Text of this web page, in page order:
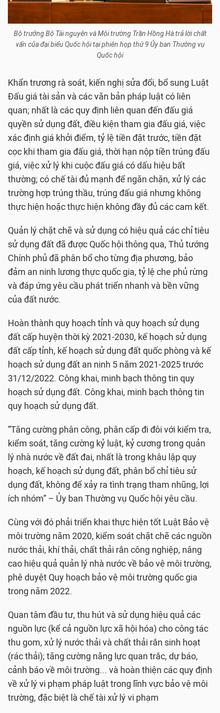
Bộ trưởng Bộ Tài nguyên và Môi trường Trần Hồng Hà trả lời chất
vấn của đại biểu Quốc hội tại phiên họp thứ 9 Ủy ban Thường vụ
Quốc hội
Khẩn trương rà soát, kiến nghị sửa đổi, bổ sung Luật
Đấu giá tài sản và các văn bản pháp luật có liên
quan; nhất là các quy định liên quan đến đấu giá
quyền sử dụng đất, điều kiện tham gia đấu giá, việc
xác định giá khởi điểm, tỷ lệ tiền đặt trước, tiền đặt
cọc khi tham gia đấu giá, thời hạn nộp tiền trúng đấu
giá, việc xử lý khi cuộc đấu giá có dấu hiệu bất
thường; có chế tài đủ mạnh để ngăn chặn, xử lý các
trường hợp trúng thầu, trúng đấu giá nhưng không
thực hiện hoặc thực hiện không đầy đủ các cam kết.
Quản lý chặt chẽ và sử dụng có hiệu quả các chỉ tiêu
sử dụng đất đã được Quốc hội thông qua, Thủ tướng
Chính phủ đã phân bổ cho từng địa phương, bảo
đảm an ninh lương thực quốc gia, tỷ lệ che phủ rừng
và đáp ứng yêu cầu phát triển nhanh và bền vững
của đất nước.
Hoàn thành quy hoạch tỉnh và quy hoạch sử dụng
đất cấp huyện thời kỳ 2021-2030, kế hoạch sử dụng
đất cấp tỉnh, kế hoạch sử dụng đất quốc phòng và kế
hoạch sử dụng đất an ninh 5 năm 2021-2025 trước
31/12/2022. Công khai, minh bạch thông tin quy
hoạch sử dụng đất. Công khai, minh bạch thông tin
quy hoạch sử dụng đất.
“Tăng cường phân công, phân cấp đi đôi với kiểm tra,
kiểm soát, tăng cường kỷ luật, kỷ cương trong quản
lý nhà nước về đất đai, nhất là trong khâu lập quy
hoạch, kế hoạch sử dụng đất, phân bổ chỉ tiêu sử
dụng đất, không để xảy ra tình trạng tham nhũng, lợi
ích nhóm” – Ủy ban Thường vụ Quốc hội yêu cầu.
Cùng với đó phải triển khai thực hiện tốt Luật Bảo vệ
môi trường năm 2020, kiểm soát chặt chẽ các nguồn
nước thải, khí thải, chất thải rắn công nghiệp, nâng
cao hiệu quả quản lý nhà nước về bảo vệ môi trường,
phê duyệt Quy hoạch bảo vệ môi trường quốc gia
trong năm 2022.
Quan tâm đầu tư, thu hút và sử dụng hiệu quả các
nguồn lực (kể cả nguồn lực xã hội hóa) cho công tác
thu gom, xử lý nước thải và chất thải rắn sinh hoạt
(rác thải); tăng cường năng lực quan trắc, dự báo,
cảnh báo về môi trường... và hoàn thiện các quy định
về xử lý vi phạm pháp luật trong lĩnh vực bảo vệ môi
trường, đặc biệt là chế tài xử lý vi phạm